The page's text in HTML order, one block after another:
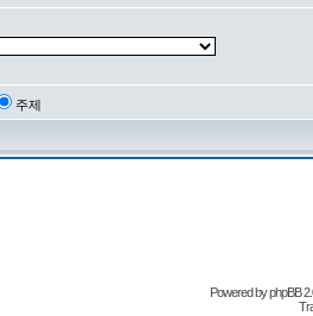
주제
Powered byphpBB